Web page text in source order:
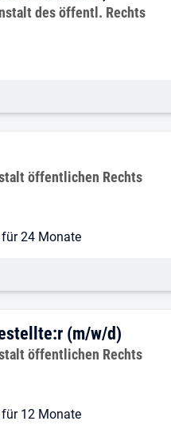
des öffentl. Rechts
(m/w/d)
öffentlichen Rechts
24 Monate
(m/w/d)
öffentlichen Rechts
12 Monate